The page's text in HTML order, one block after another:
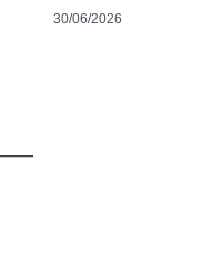
30/06/2026